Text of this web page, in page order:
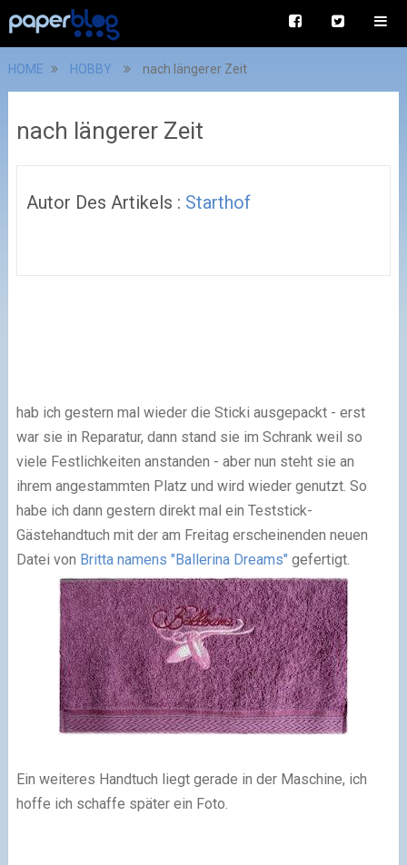
HOME HOBBY nach längerer Zeit
nach längerer Zeit
Autor Des Artikels : Starthof
hab ich gestern mal wieder die Sticki ausgepackt - erst
war sie in Reparatur, dann stand sie im Schrank weil so
viele Festlichkeiten anstanden - aber nun steht sie an
ihrem angestammten Platz und wird wieder genutzt. So
habe ich dann gestern direkt mal ein Teststick-
Gästehandtuch mit der am Freitag erscheinenden neuen
Datei von Britta namens "Ballerina Dreams" gefertigt.
Ein weiteres Handtuch liegt gerade in der Maschine, ich
hoffe ich schaffe später ein Foto.